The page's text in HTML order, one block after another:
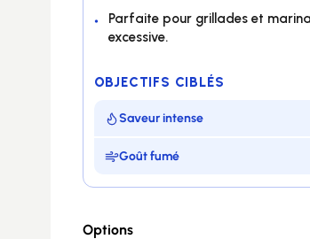
Parfaite pour grillades et
excessive.
OBJECTIFS CIBLÉS
Saveur intense
Goût fumé
Options